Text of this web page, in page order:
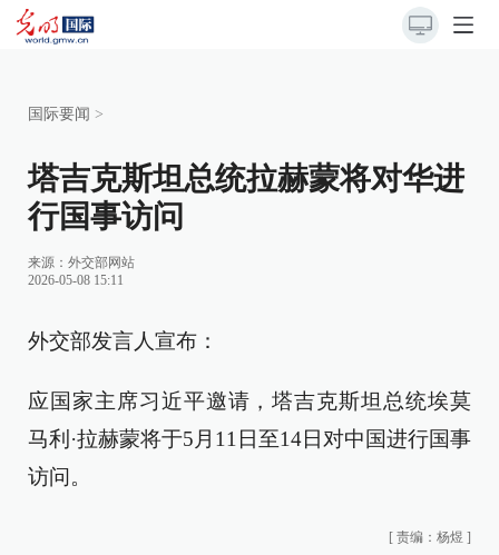
国际要闻 >
塔吉克斯坦总统拉赫蒙将对华进
行国事访问
来源： 外交部网站
2026-05-08 15:11
外交部发言人宣布：
应国家主席习近平邀请，塔吉克斯坦总统埃莫
马利·拉赫蒙将于5月11日至14日对中国进行国事
访问。
[ 责编：杨煜 ]